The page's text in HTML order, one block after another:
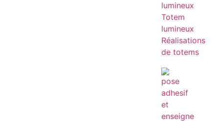
lumineux
Totem
lumineux
Réalisations
de totems